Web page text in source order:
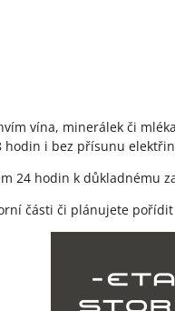
vína, minerálek či
hodin i bez přísunu
24 hodin k důkladnému
části či plánujete